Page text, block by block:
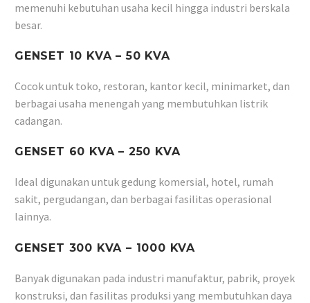
memenuhi kebutuhan usaha kecil hingga industri berskala
besar.
GENSET 10 KVA – 50 KVA
Cocok untuk toko, restoran, kantor kecil, minimarket, dan
berbagai usaha menengah yang membutuhkan listrik
cadangan.
GENSET 60 KVA – 250 KVA
Ideal digunakan untuk gedung komersial, hotel, rumah
sakit, pergudangan, dan berbagai fasilitas operasional
lainnya.
GENSET 300 KVA – 1000 KVA
Banyak digunakan pada industri manufaktur, pabrik, proyek
konstruksi, dan fasilitas produksi yang membutuhkan daya